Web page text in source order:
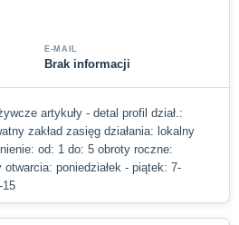
E-MAIL
Brak informacji
artykuły - detal profil dział.:
zakład zasięg działania: lokalny
od: 1 do: 5 obroty roczne:
poniedziałek - piątek: 7-
15